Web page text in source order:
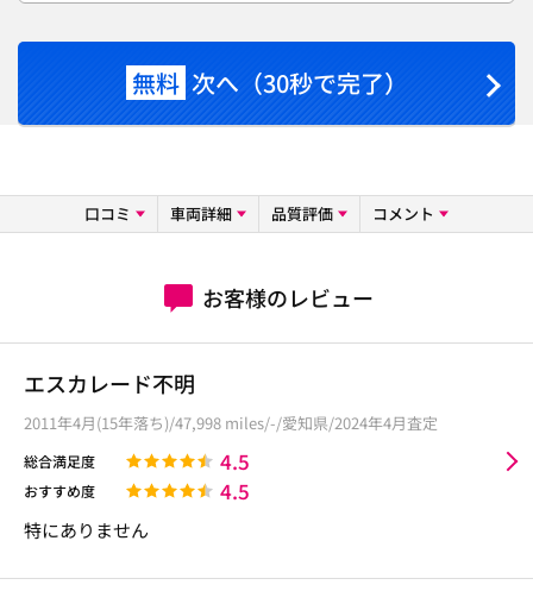
無料 次へ（30秒で完了）
口コミ 車両詳細 品質評価 コメント
お客様のレビュー
エスカレード不明
2011年4月(15年落ち)/47,998 miles/-/愛知県/2024年4月査定
総合満足度 4.5
おすすめ度 4.5
特にありません